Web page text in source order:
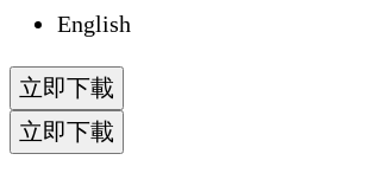
English
立即下載
立即下載